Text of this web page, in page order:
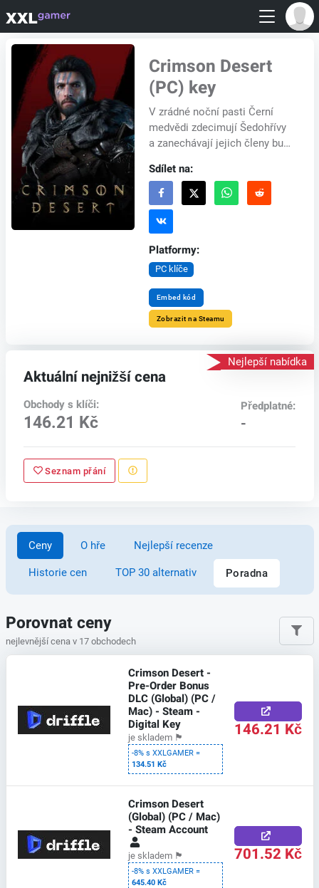
Crimson Desert
(PC) key
V zrádné noční pasti Černí
medvědi zdecimují Šedohřívy
a zanechávají jejich členy buď
celém kontinentu. Kliff, který
ztratil...
Sdílet na:
Platformy:
PC klíče
Embed kód
Zobrazit na Steamu
Nejlepší nabídka
Aktuální nejnižší cena
Obchody s klíči:
146.21 Kč
Předplatné:
-
Seznam přání
Ceny O hře Nejlepší recenze
Historie cen TOP 30 alternativ Poradna
Porovnat ceny
nejlevnější cena v 17 obchodech
Crimson Desert -
Pre-Order Bonus
DLC (Global) (PC /
Mac) - Steam -
Digital Key
je skladem 🏴
-8% s XXLGAMER =
134.51 Kč
146.21 Kč
Crimson Desert
(Global) (PC / Mac)
- Steam Account
je skladem 🏴
-8% s XXLGAMER =
645.40 Kč
701.52 Kč